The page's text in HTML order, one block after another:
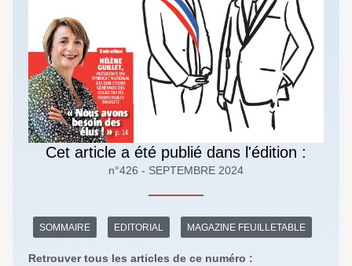
Cet article a été publié dans l'édition :
n°426 - SEPTEMBRE 2024
SOMMAIRE EDITORIAL MAGAZINE FEUILLETABLE
Retrouver tous les articles de ce numéro :